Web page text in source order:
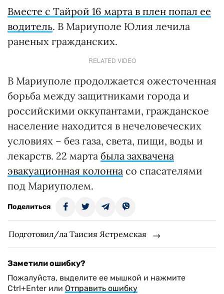
Вместе с Тайрой 16 марта в плен попал ее
водитель. В Мариуполе Юлия лечила
раненых гражданских.
RELATED VIDEO
В Мариуполе продолжается ожесточенная
борьба между защитниками города и
российскими оккупантами, гражданское
население находится в нечеловеческих
условиях – без газа, света, пищи, воды и
лекарств. 22 марта была захвачена
эвакуационная колонна со спасателями
под Мариуполем.
Поделиться
Подготовил/ла Таисия Ястремская
Заметили ошибку?
Пожалуйста, выделите ее мышкой и нажмите
Ctrl+Enter или Отправить ошибку